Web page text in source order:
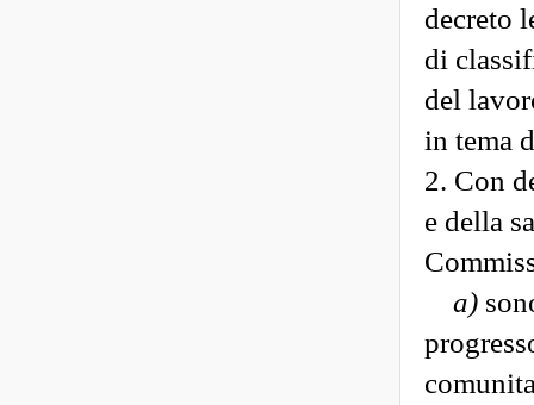
decreto
di
del
in tema
2. Con
e della
a)